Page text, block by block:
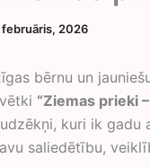
februāris, 2026
bērnu un
“Ziemas prieki
kuri ik gadu
saliedētību,